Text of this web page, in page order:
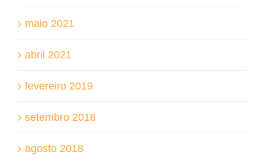
maio 2021
abril 2021
fevereiro 2019
setembro 2018
agosto 2018